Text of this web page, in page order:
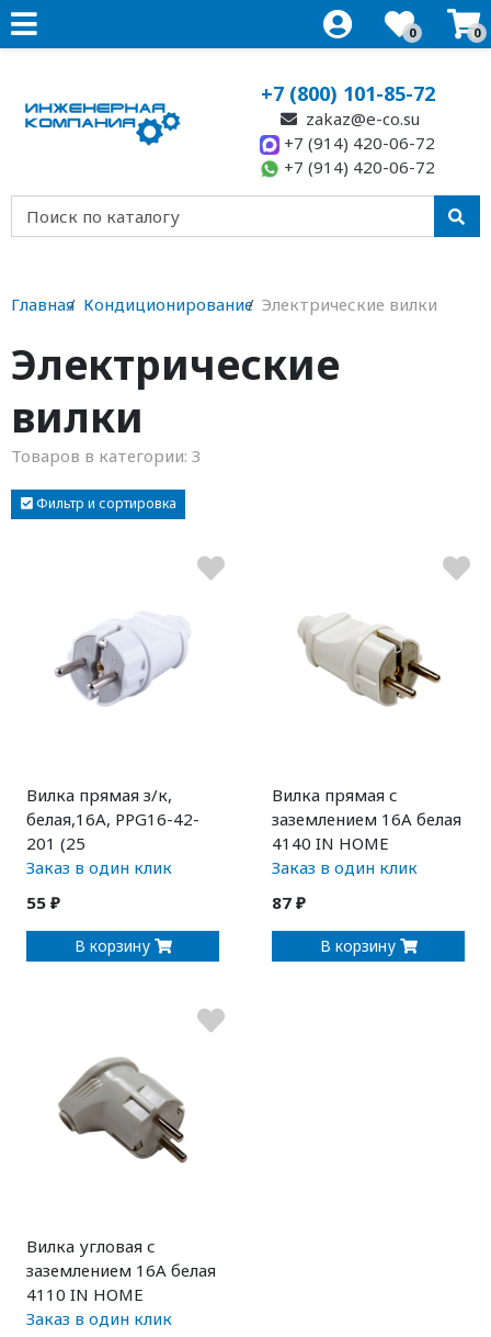
0 0
+7 (800) 101-85-72
zakaz@e-co.su
+7 (914) 420-06-72
+7 (914) 420-06-72
Главная Кондиционирование Электрические вилки
Электрические
вилки
Товаров в категории: 3
Фильтр и сортировка
Вилка прямая з/к,
белая,16A, PPG16-42-
201 (25
Заказ в один клик
55 ₽
В корзину
Вилка прямая с
заземлением 16А белая
4140 IN HOME
Заказ в один клик
87 ₽
В корзину
Вилка угловая с
заземлением 16А белая
4110 IN HOME
Заказ в один клик